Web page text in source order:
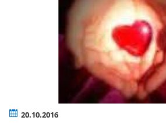
20.10.2016